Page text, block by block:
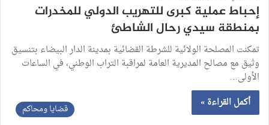
إحباط عملية كبرى للتهريب الدولي للمخدرات
بمنطقة سيدي رحال الشاطئ
تمكنت المصلحة الولائية للشرطة القضائية بمدينة الدار البيضاء بتنسيق
وثيق مع مصالح المديرية العامة لمراقبة التراب الوطني، في الساعات
الأولى…
أكمل القراءة »
قضايا ومحاكم